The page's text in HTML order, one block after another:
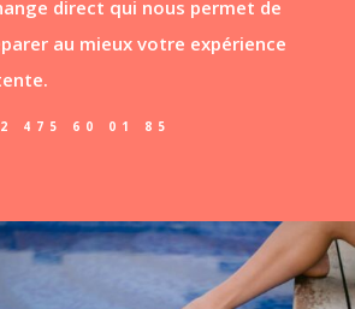
direct qui nous permet de
au mieux votre expérience
475 60 01 85